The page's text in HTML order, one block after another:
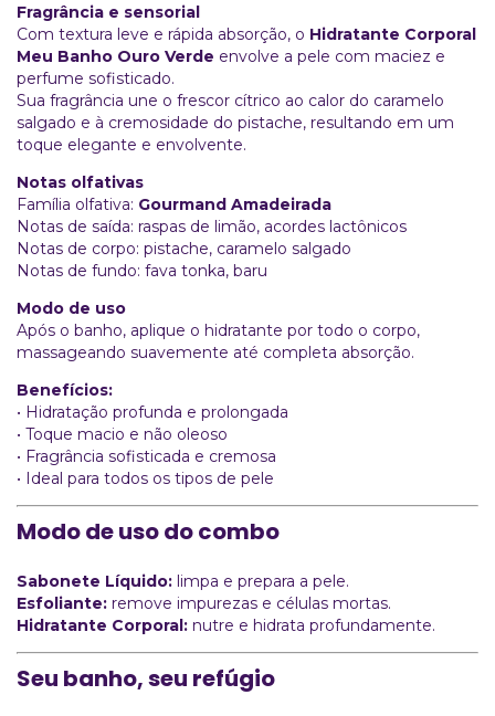
Fragrância e sensorial
Com textura leve e rápida absorção, o Hidratante Corporal
Meu Banho Ouro Verde envolve a pele com maciez e
perfume sofisticado.
Sua fragrância une o frescor cítrico ao calor do caramelo
salgado e à cremosidade do pistache, resultando em um
toque elegante e envolvente.
Notas olfativas
Família olfativa: Gourmand Amadeirada
Notas de saída: raspas de limão, acordes lactônicos
Notas de corpo: pistache, caramelo salgado
Notas de fundo: fava tonka, baru
Modo de uso
Após o banho, aplique o hidratante por todo o corpo,
massageando suavemente até completa absorção.
Benefícios:
• Hidratação profunda e prolongada
• Toque macio e não oleoso
• Fragrância sofisticada e cremosa
• Ideal para todos os tipos de pele
Modo de uso do combo
Sabonete Líquido: limpa e prepara a pele.
Esfoliante: remove impurezas e células mortas.
Hidratante Corporal: nutre e hidrata profundamente.
Seu banho, seu refúgio